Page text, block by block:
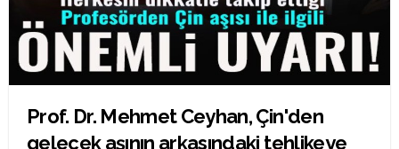
Prof. Dr. Mehmet Ceyhan, Çin'den
gelecek aşının arkasındaki tehlikeye